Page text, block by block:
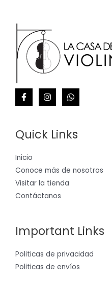
Quick Links
Inicio
Conoce más de nosotros
Visitar la tienda
Contáctanos
Important Links
Politicas de privacidad
Politicas de envíos